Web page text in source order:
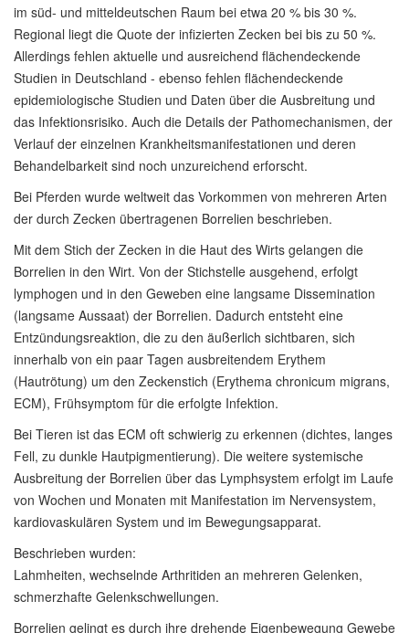
im süd- und mitteldeutschen Raum bei etwa 20 % bis 30 %.
Regional liegt die Quote der infizierten Zecken bei bis zu 50 %.
Allerdings fehlen aktuelle und ausreichend flächendeckende
Studien in Deutschland - ebenso fehlen flächendeckende
epidemiologische Studien und Daten über die Ausbreitung und
das Infektionsrisiko. Auch die Details der Pathomechanismen, der
Verlauf der einzelnen Krankheitsmanifestationen und deren
Behandelbarkeit sind noch unzureichend erforscht.
Bei Pferden wurde weltweit das Vorkommen von mehreren Arten
der durch Zecken übertragenen Borrelien beschrieben.
Mit dem Stich der Zecken in die Haut des Wirts gelangen die
Borrelien in den Wirt. Von der Stichstelle ausgehend, erfolgt
lymphogen und in den Geweben eine langsame Dissemination
(langsame Aussaat) der Borrelien. Dadurch entsteht eine
Entzündungsreaktion, die zu den äußerlich sichtbaren, sich
innerhalb von ein paar Tagen ausbreitendem Erythem
(Hautrötung) um den Zeckenstich (Erythema chronicum migrans,
ECM), Frühsymptom für die erfolgte Infektion.
Bei Tieren ist das ECM oft schwierig zu erkennen (dichtes, langes
Fell, zu dunkle Hautpigmentierung). Die weitere systemische
Ausbreitung der Borrelien über das Lymphsystem erfolgt im Laufe
von Wochen und Monaten mit Manifestation im Nervensystem,
kardiovaskulären System und im Bewegungsapparat.
Beschrieben wurden:
Lahmheiten, wechselnde Arthritiden an mehreren Gelenken,
schmerzhafte Gelenkschwellungen.
Borrelien gelingt es durch ihre drehende Eigenbewegung Gewebe